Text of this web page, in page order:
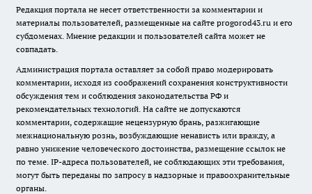
Редакция портала не несет ответственности за комментарии и
материалы пользователей, размещенные на сайте progorod43.ru и его
субдоменах. Мнение редакции и пользователей сайта может не
совпадать.
Администрация портала оставляет за собой право модерировать
комментарии, исходя из соображений сохранения конструктивности
обсуждения тем и соблюдения законодательства РФ и
рекомендательных технологий. На сайте не допускаются
комментарии, содержащие нецензурную брань, разжигающие
межнациональную рознь, возбуждающие ненависть или вражду, а
равно унижение человеческого достоинства, размещение ссылок не
по теме. IP-адреса пользователей, не соблюдающих эти требования,
могут быть переданы по запросу в надзорные и правоохранительные
органы.